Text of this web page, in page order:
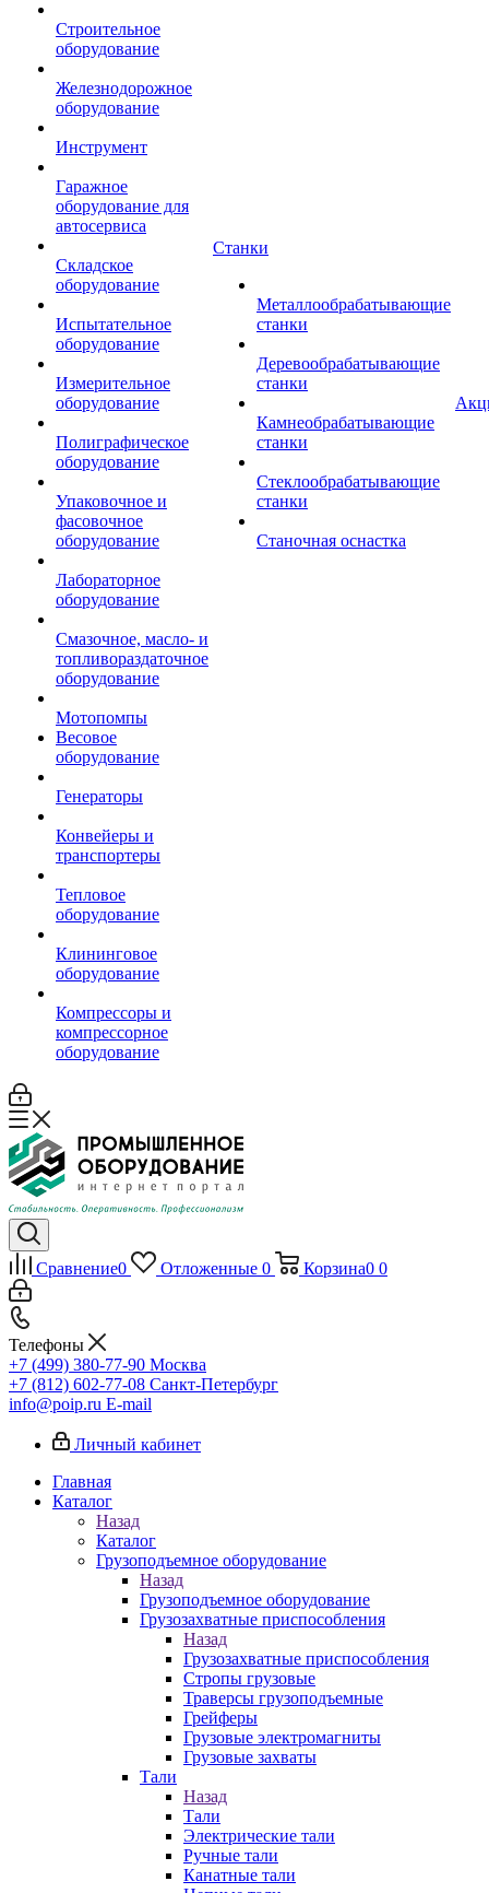
Строительное
оборудование
Железнодорожное
оборудование
Инструмент
Гаражное
оборудование для
автосервиса
Складское
оборудование
Испытательное
оборудование
Измерительное
оборудование
Полиграфическое
оборудование
Упаковочное и
фасовочное
оборудование
Лабораторное
оборудование
Смазочное, масло- и
топливораздаточное
оборудование
Мотопомпы
Весовое
оборудование
Генераторы
Конвейеры и
транспортеры
Тепловое
оборудование
Клининговое
оборудование
Компрессоры и
компрессорное
оборудование
Станки
Металлообрабатывающие
станки
Деревообрабатывающие
станки
Камнеобрабатывающие
станки
Стеклообрабатывающие
станки
Станочная оснастка
Сравнение0 Отложенные 0 Корзина0 0
Телефоны
+7 (499) 380-77-90 Москва
+7 (812) 602-77-08 Санкт-Петербург
info@poip.ru E-mail
Личный кабинет
Главная
Каталог
Назад
Каталог
Грузоподъемное оборудование
Назад
Грузоподъемное оборудование
Грузозахватные приспособления
Назад
Грузозахватные приспособления
Стропы грузовые
Траверсы грузоподъемные
Грейферы
Грузовые электромагниты
Грузовые захваты
Тали
Назад
Тали
Электрические тали
Ручные тали
Канатные тали